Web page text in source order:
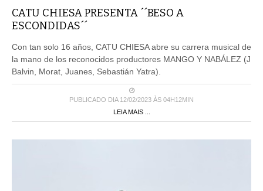
CATU CHIESA PRESENTA ´´BESO A
ESCONDIDAS´´
Con tan solo 16 años, CATU CHIESA abre su carrera musical de
la mano de los reconocidos productores MANGO Y NABÁLEZ (J
Balvin, Morat, Juanes, Sebastián Yatra).
PUBLICADO DIA 12/02/2023 ÀS 04H12MIN
LEIA MAIS ...